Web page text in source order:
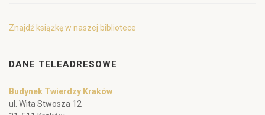
Znajdź książkę w naszej bibliotece
DANE TELEADRESOWE
Budynek Twierdzy Kraków
ul. Wita Stwosza 12